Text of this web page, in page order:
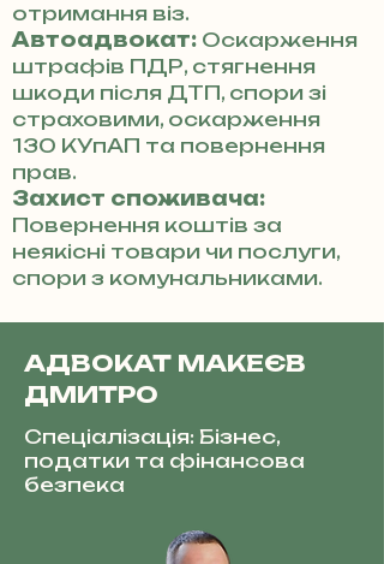
отримання віз.
Автоадвокат: Оскарження
штрафів ПДР, стягнення
шкоди після ДТП, спори зі
страховими, оскарження
130 КУпАП та повернення
прав.
Захист споживача:
Повернення коштів за
неякісні товари чи послуги,
спори з комунальниками.
АДВОКАТ МАКЕЄВ
ДМИТРО
Спеціалізація: Бізнес,
податки та фінансова
безпека